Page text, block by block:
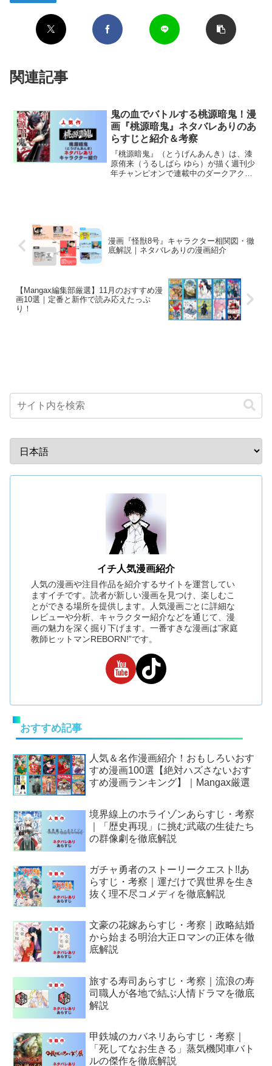
関連記事
鬼の血でバトルする桃源暗鬼！漫
画『桃源暗鬼』ネタバレありのあ
らすじと紹介＆考察
『桃源暗鬼』（とうげんあんき）は、漆
原侑来（うるしばら ゆら）が描く週刊少
年チャンピオンで連載中のダークアクシ
漫画『怪獣8号』キャラクター相関図・徹
底解説｜ネタバレありの漫画紹介
【Mangax編集部厳選】11月のおすすめ漫
画10選｜定番と新作で読み応えたっぷ
り！
イチ人気漫画紹介
人気の漫画や注目作品を紹介するサイトを運営してい
ますイチです。読者が新しい漫画を見つけ、楽しむこ
とができる場所を提供します。人気漫画ごとに詳細な
レビューや分析、キャラクター紹介などを通じて、漫
画の魅力を深く掘り下げます。一番すきな漫画は”家庭
教師ヒットマンREBORN!”です。
おすすめ記事
人気＆名作漫画紹介！おもしろいおす
すめ漫画100選【絶対ハズさないおす
すめ漫画ランキング】｜Mangax厳選
境界線上のホライゾンあらすじ・考察
｜「歴史再現」に挑む武蔵の生徒たち
の群像劇を徹底解説
ガチャ勇者のストーリークエスト!!あ
らすじ・考察｜運だけで異世界を生き
抜く理不尽コメディを徹底解説
文豪の花嫁あらすじ・考察｜政略結婚
から始まる明治大正ロマンの正体を徹
底解説
旅する寿司あらすじ・考察｜流浪の寿
司職人が各地で結ぶ人情ドラマを徹底
解説
甲鉄城のカバネリあらすじ・考察｜
「死してなお生きる」蒸気機関車バト
ルの傑作を徹底解説